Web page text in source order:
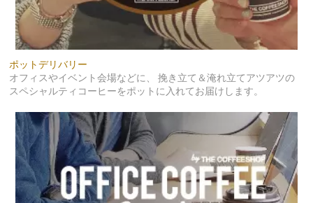
ポットデリバリー
オフィスやイベント会場などに、 挽き立て＆淹れ立てアツアツの
スペシャルティコーヒーをポットに入れてお届けします。